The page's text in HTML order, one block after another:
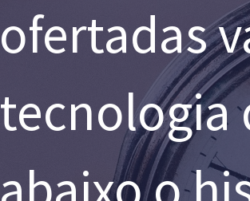
ofertadas
tecnologia